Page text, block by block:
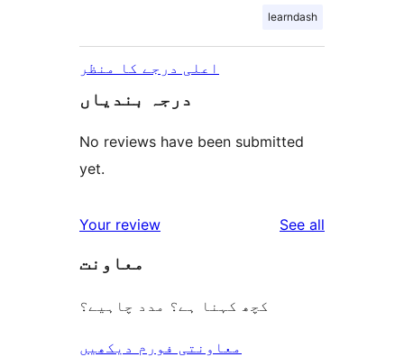
learndash
اعلی درجے کا منظر
درجہ بندیاں
No reviews have been submitted
yet.
Your review See all
معاونت
کچھ کہنا ہے؟ مدد چاہیے؟
معاونتی فورم دیکھیں